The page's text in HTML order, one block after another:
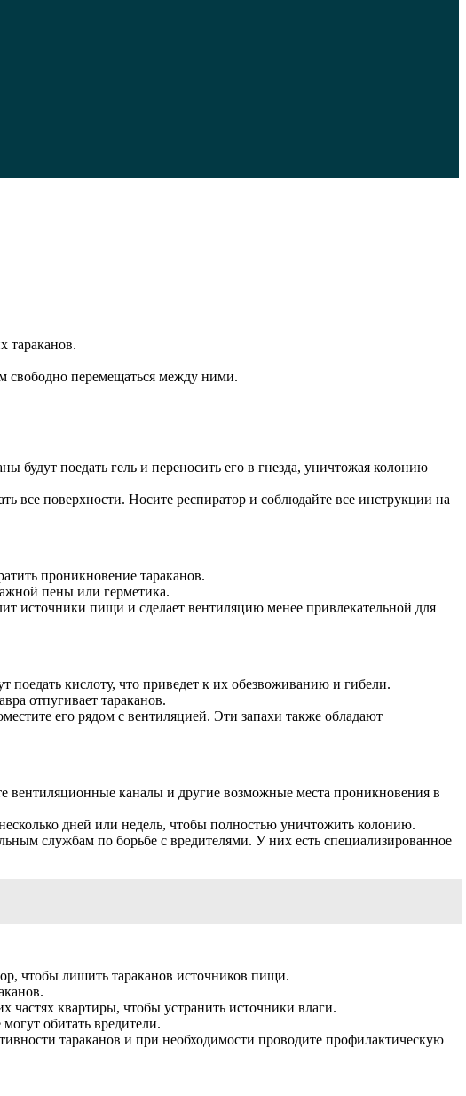
тараканов.
свободно перемещаться между ними.
поедать гель и переносить его в гнезда, уничтожая колонию
все поверхности. Носите респиратор и соблюдайте все инструкции на
проникновение тараканов.
пены или герметика.
источники пищи и сделает вентиляцию менее привлекательной для
кислоту, что приведет к их обезвоживанию и гибели.
отпугивает тараканов.
его рядом с вентиляцией. Эти запахи также обладают
каналы и другие возможные места проникновения в
дней или недель, чтобы полностью уничтожить колонию.
службам по борьбе с вредителями. У них есть специализированное
чтобы лишить тараканов источников пищи.
квартиры, чтобы устранить источники влаги.
обитать вредители.
тараканов и при необходимости проводите профилактическую